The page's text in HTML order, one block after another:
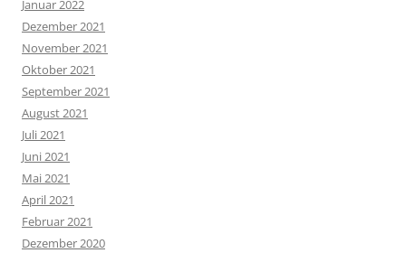
Januar 2022
Dezember 2021
November 2021
Oktober 2021
September 2021
August 2021
Juli 2021
Juni 2021
Mai 2021
April 2021
Februar 2021
Dezember 2020